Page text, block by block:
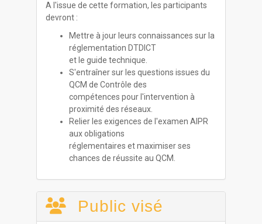
A l'issue de cette formation, les participants
devront :
Mettre à jour leurs connaissances sur la
réglementation DTDICT
et le guide technique.
S'entraîner sur les questions issues du
QCM de Contrôle des
compétences pour l'intervention à
proximité des réseaux.
Relier les exigences de l'examen AIPR
aux obligations
réglementaires et maximiser ses
chances de réussite au QCM.
Public visé